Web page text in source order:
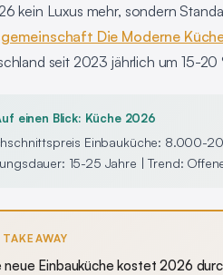
kein Luxus mehr, sondern
Die Moderne
seit 2023 jährlich um 15-20
einen Blick: Küche 2026
Einbauküche: 8.000-
15-25 Jahre | Trend:
neue Einbauküche kostet 2026